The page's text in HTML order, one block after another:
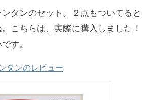
ンタンのセット。２点もついてると
こちらは、実際に購入しました！
す。
タンのレビュー